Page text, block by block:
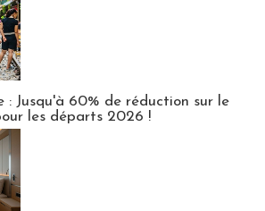
: Jusqu'à 60% de réduction sur le
les départs 2026 !